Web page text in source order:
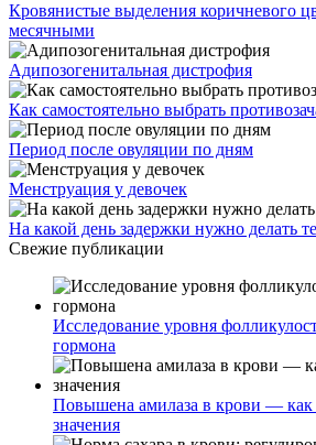
Кровянистые выделения коричневого
месячными
Адипозогенитальная дистрофия
Как самостоятельно выбрать
Период после овуляции по дням
Менструация у девочек
На какой день задержки нужно делать
Свежие публикации
Исследование уровня
гормона
Повышена амилаза в крови — как
значения